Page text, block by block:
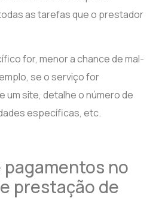
as tarefas que o prestador
for, menor a chance de mal-
se o serviço for
um site, detalhe o número de
específicas, etc.
pagamentos no
prestação de